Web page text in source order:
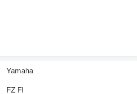
Yamaha
FZ FI